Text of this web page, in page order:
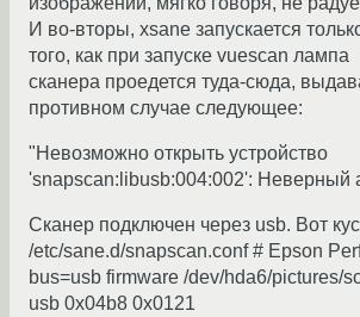
И во-вторы, xsane запускается
того, как при запуске vuescan лампа
сканера проедется туда-сюда,
противном случае следующее:
"Невозможно открыть устройство
'snapscan:libusb:004:002': Неверный
Сканер подключен через usb. Вот
/etc/sane.d/snapscan.conf # Epson
bus=usb firmware /dev/hda6/pictures/
usb 0x04b8 0x0121